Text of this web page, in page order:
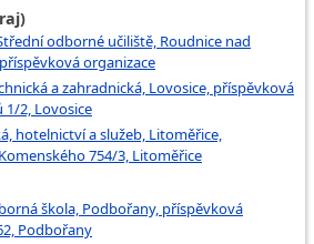
odborné učiliště, Roudnice nad
organizace
a zahradnická, Lovosice, příspěvková
1/2, Lovosice
hotelnictví a služeb, Litoměřice,
754/3, Litoměřice
škola, Podbořany, příspěvková
Podbořany